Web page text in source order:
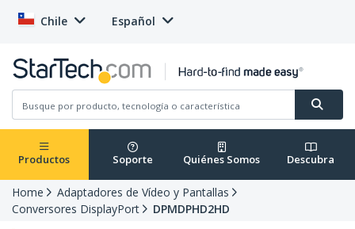
Chile Español
Productos Soporte Quiénes Somos Descubra
Home
Adaptadores de Vídeo y Pantallas
Conversores DisplayPort
DPMDPHD2HD